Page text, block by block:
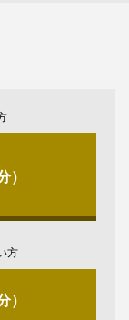
）
方
）